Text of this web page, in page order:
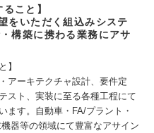
こと】
をいただく組込みシステ
構築に携わる業務にアサ
】
アーキテクチャ設計、要件定
スト、実装に至る各種工程にて
ます。自動車・FA/プラント・
器等の領域にて豊富なアサイン